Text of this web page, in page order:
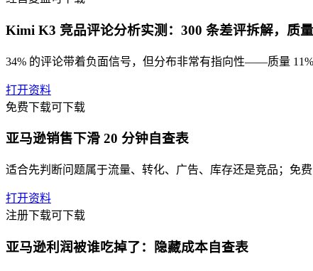
Kimi K3 竞品评论分析实测：300 条差评拆解，质
34% 的评论带着负面信号，但分布非常有指向性——质量
打开资料
免费下载可下载
亚马逊销售下滑 20 分钟自查表
适合先判断问题属于流量、转化、广告、库存还是竞品；免
打开资料
注册下载可下载
亚马逊利润被谁吃掉了：隐藏成本自查表